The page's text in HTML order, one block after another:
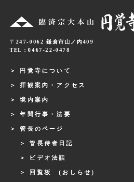
〒247-0062 鎌倉市山ノ内409
TEL：0467-22-0478
円覚寺について
拝観案内・アクセス
境内案内
年間行事・法要
管長のページ
管長侍者日記
ビデオ法話
回覧板 (おしらせ)